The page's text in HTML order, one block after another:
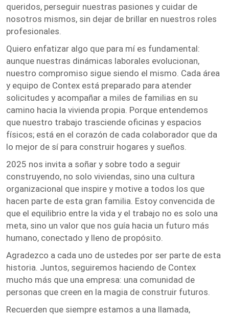
queridos, perseguir nuestras pasiones y cuidar de
nosotros mismos, sin dejar de brillar en nuestros roles
profesionales.
Quiero enfatizar algo que para mí es fundamental:
aunque nuestras dinámicas laborales evolucionan,
nuestro compromiso sigue siendo el mismo. Cada área
y equipo de Contex está preparado para atender
solicitudes y acompañar a miles de familias en su
camino hacia la vivienda propia. Porque entendemos
que nuestro trabajo trasciende oficinas y espacios
físicos; está en el corazón de cada colaborador que da
lo mejor de sí para construir hogares y sueños.
2025 nos invita a soñar y sobre todo a seguir
construyendo, no solo viviendas, sino una cultura
organizacional que inspire y motive a todos los que
hacen parte de esta gran familia. Estoy convencida de
que el equilibrio entre la vida y el trabajo no es solo una
meta, sino un valor que nos guía hacia un futuro más
humano, conectado y lleno de propósito.
Agradezco a cada uno de ustedes por ser parte de esta
historia. Juntos, seguiremos haciendo de Contex
mucho más que una empresa: una comunidad de
personas que creen en la magia de construir futuros.
Recuerden que siempre estamos a una llamada,